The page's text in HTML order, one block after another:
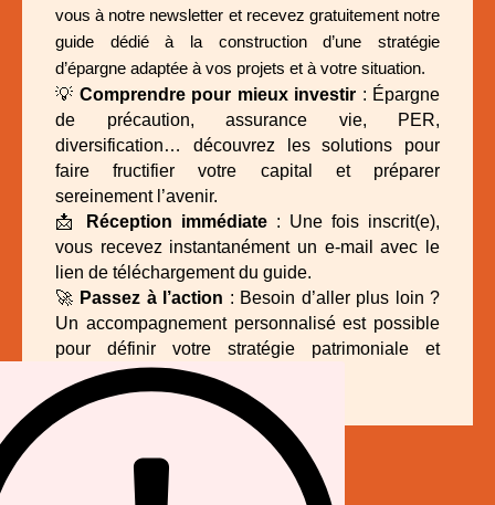
vous à notre newsletter et recevez gratuitement notre
guide dédié à la construction d’une stratégie
d’épargne adaptée à vos projets et à votre situation.
💡 Comprendre pour mieux investir : Épargne
de précaution, assurance vie, PER,
diversification… découvrez les solutions pour
faire fructifier votre capital et préparer
sereinement l’avenir.
📩
Réception immédiate : Une fois inscrit(e),
vous recevez instantanément un e-mail avec le
lien de téléchargement du guide.
🚀 Passez à l’action : Besoin d’aller plus loin ?
Un accompagnement personnalisé est possible
pour définir votre stratégie patrimoniale et
optimiser vos placements.